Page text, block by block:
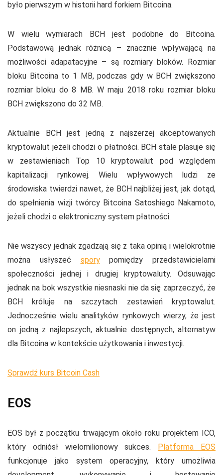
było pierwszym w historii hard forkiem Bitcoina.
W wielu wymiarach BCH jest podobne do Bitcoina.
Podstawową jednak różnicą – znacznie wpływającą na
możliwości adapatacyjne – są rozmiary bloków. Rozmiar
bloku Bitcoina to 1 MB, podczas gdy w BCH zwiększono
rozmiar bloku do 8 MB. W maju 2018 roku rozmiar bloku
BCH zwiększono do 32 MB.
Aktualnie BCH jest jedną z najszerzej akceptowanych
kryptowalut jeżeli chodzi o płatności. BCH stale plasuje się
w zestawieniach Top 10 kryptowalut pod względem
kapitalizacji rynkowej. Wielu wpływowych ludzi ze
środowiska twierdzi nawet, że BCH najbliżej jest, jak dotąd,
do spełnienia wizji twórcy Bitcoina Satoshiego Nakamoto,
jeżeli chodzi o elektroniczny system płatności.
Nie wszyscy jednak zgadzają się z taka opinią i wielokrotnie
można usłyszeć sporypomiędzy przedstawicielami
społeczności jednej i drugiej kryptowaluty. Odsuwając
jednak na bok wszystkie niesnaski nie da się zaprzeczyć, że
BCH króluje na szczytach zestawień kryptowalut.
Jednocześnie wielu analityków rynkowych wierzy, że jest
on jedną z najlepszych, aktualnie dostępnych, alternatyw
dla Bitcoina w kontekście użytkowania i inwestycji.
Sprawdź kurs Bitcoin Cash
EOS
EOS był z początku trwającym około roku projektem ICO,
który odniósł wielomilionowy sukces. Platforma EOS
funkcjonuje jako system operacyjny, który umożliwia